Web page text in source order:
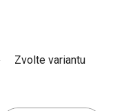
Zvolte variantu